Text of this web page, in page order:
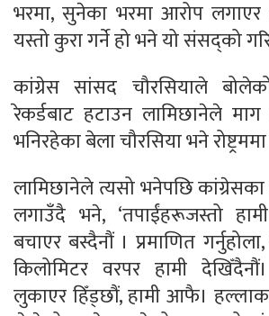
भरमा, सुनेका भरमा आरोप लगाएर
यस्तो कुरा गर्ने हो भने यो संसद्को
कांग्रेस सांसद चौरसियाले
रेकर्डबाट हटाउन लामिछानेले
भनिरहेका बेला चौरसिया भने
लामिछानेले त्यसो भनेपछि
लगाउँदै भने, ‘तपाईंहरूजस्तो
बचाएर बस्दैनौं । प्रमाणित
किलोमिटर वरपर हामी
लुकाएर हिँड्छौं, हामी आफै।